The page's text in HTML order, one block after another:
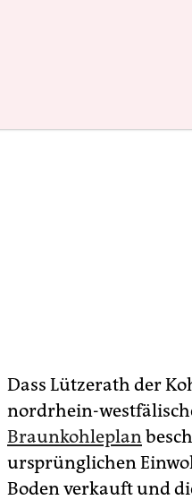
Dass Lützerath der
nordrhein-
Braunkohleplan
ursprünglichen
Boden verkauft und